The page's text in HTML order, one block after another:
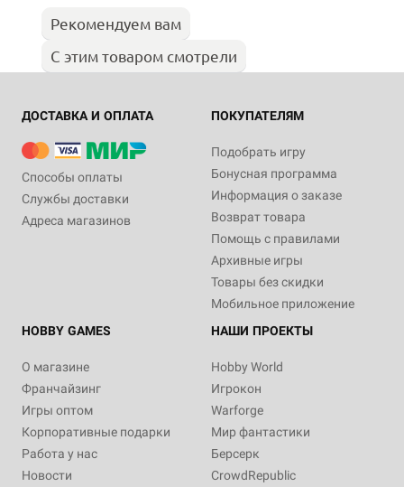
Рекомендуем вам
С этим товаром смотрели
ДОСТАВКА И ОПЛАТА
Способы оплаты
Службы доставки
Адреса магазинов
ПОКУПАТЕЛЯМ
Подобрать игру
Бонусная программа
Информация о заказе
Возврат товара
Помощь с правилами
Архивные игры
Товары без скидки
Мобильное приложение
HOBBY GAMES
О магазине
Франчайзинг
Игры оптом
Корпоративные подарки
Работа у нас
Новости
НАШИ ПРОЕКТЫ
Hobby World
Игрокон
Warforge
Мир фантастики
Берсерк
CrowdRepublic